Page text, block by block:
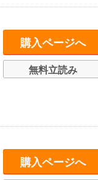
購入ページへ
無料立読み
購入ページへ